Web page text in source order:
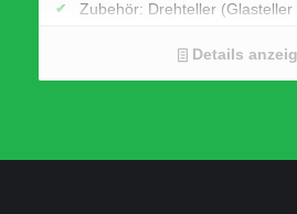
Zubehör: Drehteller
Heißluftfunktion Details